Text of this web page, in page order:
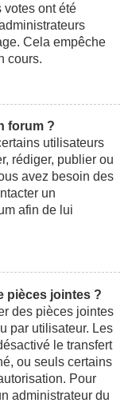
votes ont été
Cela empêche
cours.
forum ?
utilisateurs
rédiger, publier ou
avez besoin des
un
afin de lui
pièces jointes ?
des pièces jointes
par utilisateur. Les
le transfert
ou seuls certains
Pour
administrateur du